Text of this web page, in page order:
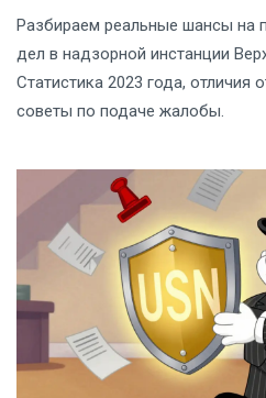
Разбираем реальные шансы на
дел в надзорной инстанции
Статистика 2023 года, отличия
советы по подаче жалобы.